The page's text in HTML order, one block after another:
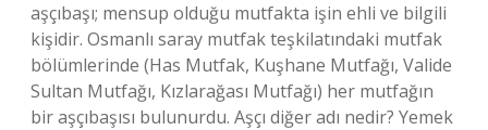
aşçıbaşı; mensup olduğu mutfakta işin ehli ve bilgili
kişidir. Osmanlı saray mutfak teşkilatındaki mutfak
bölümlerinde (Has Mutfak, Kuşhane Mutfağı, Valide
Sultan Mutfağı, Kızlarağası Mutfağı) her mutfağın
bir aşçıbaşısı bulunurdu. Aşçı diğer adı nedir? Yemek